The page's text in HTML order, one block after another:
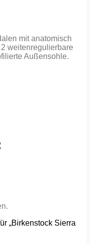
mit anatomisch
weitenregulierbare
Außensohle.
„Birkenstock Sierra